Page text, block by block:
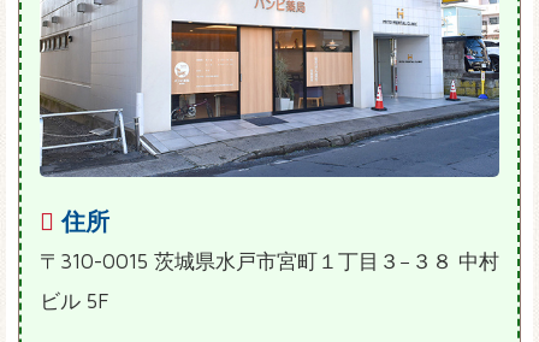
住所
〒310-0015 茨城県水戸市宮町１丁目３−３８ 中村
ビル 5F